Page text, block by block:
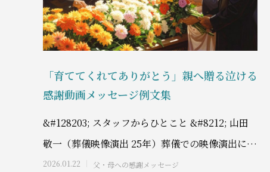
「育ててくれてありがとう」親へ贈る泣ける
感謝動画メッセージ例文集
&#128203; スタッフからひとこと &#8212; 山田
敬一（葬儀映像演出 25年）葬儀での映像演出に25
年間携わってきた私は、メ
2026.01.22 父・母への感謝メッセージ